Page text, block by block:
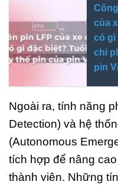
của
có gì
chi
pin
Ngoài ra, tính năng
Detection) và hệ
(Autonomous
tích hợp để nâng
thành viên. Những